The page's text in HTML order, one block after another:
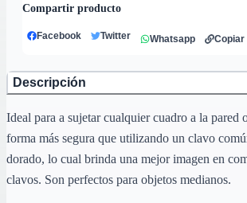
Compartir producto
Facebook Twitter Whatsapp Copiar
Descripción
Ideal para a sujetar cualquier cuadro a la pared
forma más segura que utilizando un clavo
dorado, lo cual brinda una mejor imagen en
clavos. Son perfectos para objetos medianos.